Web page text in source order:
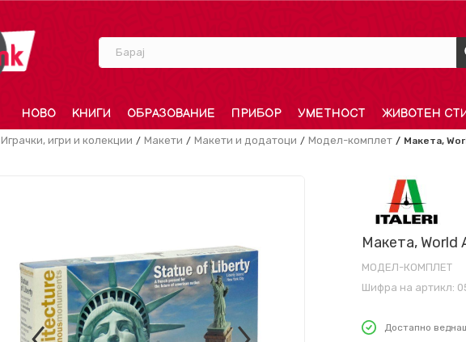
Барај
НОВО КНИГИ ОБРАЗОВАНИЕ ПРИБОР УМЕТНОСТ ЖИВОТЕН
Играчки, игри и колекции Макети Макети и додатоци Модел-комплет Макета,
Макета,
МОДЕЛ-КОМПЛЕТ
Шифра на артикл:
Достапно